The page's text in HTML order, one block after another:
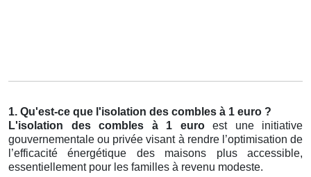
1. Qu'est-ce que l'isolation des combles à 1 euro ?
L'isolation des combles à 1 euroest une initiative
gouvernementale ou privée visant à rendre l’optimisation de
l’efficacité énergétique des maisons plus accessible,
essentiellement pour les familles à revenu modeste.